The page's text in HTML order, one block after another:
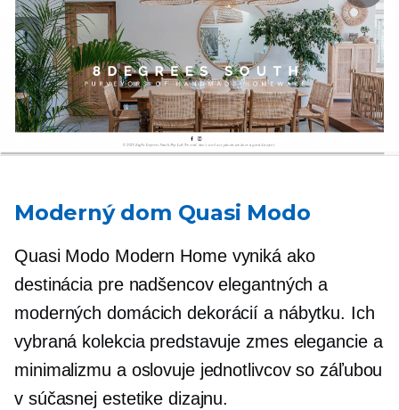
Moderný dom Quasi Modo
Quasi Modo Modern Home vyniká ako
destinácia pre nadšencov elegantných a
moderných domácich dekorácií a nábytku. Ich
vybraná kolekcia predstavuje zmes elegancie a
minimalizmu a oslovuje jednotlivcov so záľubou
v súčasnej estetike dizajnu.